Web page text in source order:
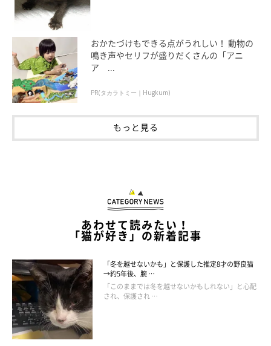
「翌日、病院に連れて行き診察をしてもらい、お薬をもらって服
用しました。母猫も見当たらず、帰るおうちも無いコのようだっ
たため里親さんを探そうと思いましたが……。先住猫とすんなり
仲良くなったため、そのままうちのコになりました」
鈴雨ちゃんを迎えて、新たな暮らしをスタートした飼い主さん。
飼い主さん：
り、成長して大きくなってからも八重のそばでよく寝ていたこと
おかたづけもできる点がうれしい！ 動物の
鳴き声やセリフが盛りだくさんの「アニ
ア ...
PR(タカラトミー｜Hugkum)
もっと見る
あわせて読みたい！
「猫が好き」の新着記事
「冬を越せないかも」と保護した推定8才の野良猫
→約5年後、腕 …
「このままでは冬を越せないかもしれない」と心配
され、保護され …